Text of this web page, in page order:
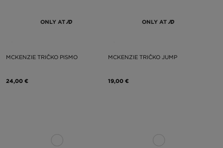
ONLY AT
MCKENZIE TRIČKO PISMO
24,00 €
ONLY AT
MCKENZIE TRIČKO JUMP
19,00 €